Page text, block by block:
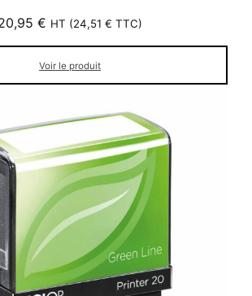
€ HT (24,51 € TTC)
Voir le produit